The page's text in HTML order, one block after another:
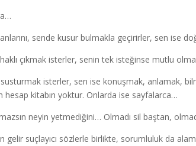
sende kusur bulmakla geçirirler, sen ise
çıkmak isterler, senin tek isteğinse mutlu
susturmak isterler, sen ise konuşmak, anlamak,
hesap kitabın yoktur. Onlarda ise sayfalarca…
neyin yetmediğini… Olmadı sil baştan,
gelir suçlayıcı sözlerle birlikte, sorumluluk da